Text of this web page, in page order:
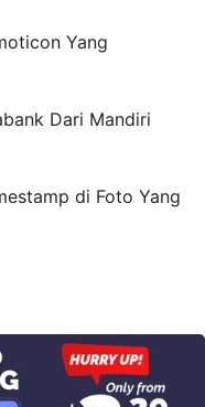
Yang
Dari Mandiri
di Foto Yang